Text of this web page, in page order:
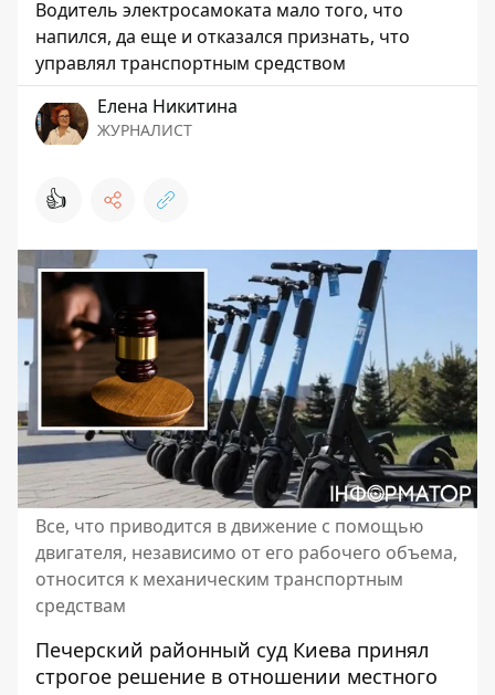
Водитель электросамоката мало того, что
напился, да еще и отказался признать, что
управлял транспортным средством
Елена Никитина
ЖУРНАЛИСТ
👍
Все, что приводится в движение с помощью
двигателя, независимо от его рабочего объема,
относится к механическим транспортным
средствам
Печерский районный суд Киева принял
строгое решение в отношении местного